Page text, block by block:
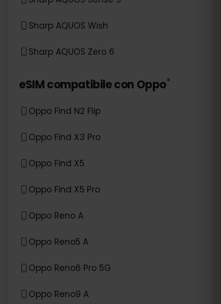
Sharp AQUOS Wish
Sharp AQUOS Zero 6
eSIM compatibile con Oppo*
Oppo Find N2 Flip
Oppo Find X3 Pro
Oppo Find X5
Oppo Find X5 Pro
Oppo Reno A
Oppo Reno5 A
Oppo Reno6 Pro 5G
Oppo Reno9 A